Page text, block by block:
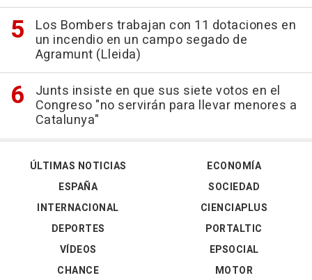
Los Bombers trabajan con 11 dotaciones en
un incendio en un campo segado de
Agramunt (Lleida)
Junts insiste en que sus siete votos en el
Congreso "no servirán para llevar menores a
Catalunya"
ÚLTIMAS NOTICIAS
ESPAÑA
INTERNACIONAL
DEPORTES
VÍDEOS
ECONOMÍA
SOCIEDAD
CIENCIAPLUS
PORTALTIC
EPSOCIAL
CHANCE
MOTOR